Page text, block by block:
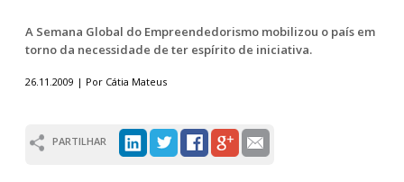
A Semana Global do Empreendedorismo mobilizou o país em
torno da necessidade de ter espírito de iniciativa.
26.11.2009 | Por Cátia Mateus
PARTILHAR